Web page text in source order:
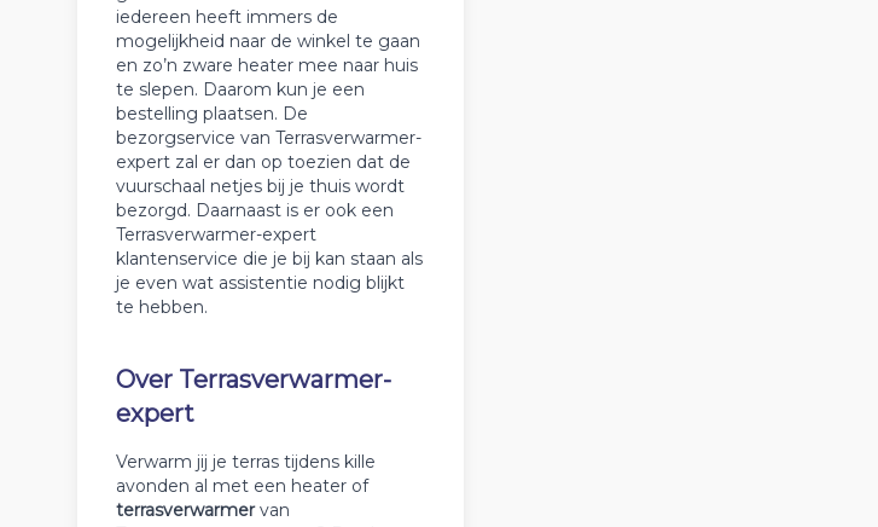
iedereen heeft immers de
mogelijkheid naar de winkel te gaan
en zo’n zware heater mee naar huis
te slepen. Daarom kun je een
bestelling plaatsen. De
bezorgservice van Terrasverwarmer-
expert zal er dan op toezien dat de
vuurschaal netjes bij je thuis wordt
bezorgd. Daarnaast is er ook een
Terrasverwarmer-expert
klantenservice die je bij kan staan als
je even wat assistentie nodig blijkt
te hebben.
Over Terrasverwarmer-
expert
Verwarm jij je terras tijdens kille
avonden al met een heater of
terrasverwarmervan